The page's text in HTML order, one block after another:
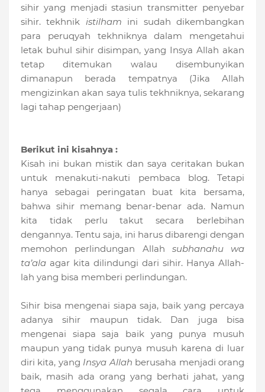
sihir yang menjadi stasiun transmitter penyebar
sihir. tekhnik istilham ini sudah dikembangkan
para peruqyah tekhniknya dalam mengetahui
letak buhul sihir disimpan, yang Insya Allah akan
tetap ditemukan walau disembunyikan
dimanapun berada tempatnya (Jika Allah
mengizinkan akan saya tulis tekhniknya, sekarang
lagi tahap pengerjaan)
Berikut ini kisahnya :
Kisah ini bukan mistik dan saya ceritakan bukan
untuk menakuti-nakuti pembaca blog. Tetapi
hanya sebagai peringatan buat kita bersama,
bahwa sihir memang benar-benar ada. Namun
kita tidak perlu takut secara berlebihan
dengannya. Tentu saja, ini harus dibarengi dengan
memohon perlindungan Allah subhanahu wa
ta’ala agar kita dilindungi dari sihir. Hanya Allah-
lah yang bisa memberi perlindungan.
Sihir bisa mengenai siapa saja, baik yang percaya
adanya sihir maupun tidak. Dan juga bisa
mengenai siapa saja baik yang punya musuh
maupun yang tidak punya musuh karena di luar
diri kita, yang Insya Allah berusaha menjadi orang
baik, masih ada orang yang berhati jahat, yang